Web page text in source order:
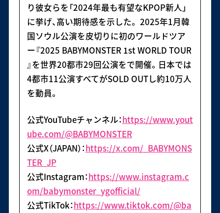
り彼女らを「2024年最も有望なKPOP新人」
に挙げ、高い期待感を示した。 2025年1月韓
国ソウル公演を皮切りに初のワールドツア
ー『2025 BABYMONSTER 1st WORLD TOUR
』を世界20都市29回公演をで開催。日本では
4都市11公演すべてがSOLD OUTし約10万人
を動員。
公式YouTubeチャンネル：https://www.yout
ube.com/@BABYMONSTER
公式X（JAPAN）：https://x.com/_BABYMONS
TER_JP
公式Instagram：https://www.instagram.c
om/babymonster_ygofficial/
公式TikTok：https://www.tiktok.com/@ba